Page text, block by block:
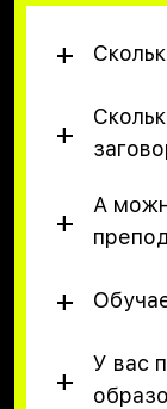
А
У вас